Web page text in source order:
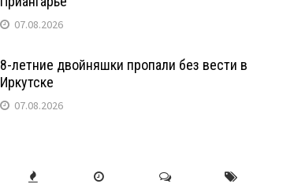
07.08.2026
8-летние двойняшки пропали без вести в
Иркутске
07.08.2026